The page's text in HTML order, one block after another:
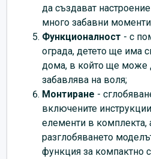
да създават
много забавни
Функционалност - с
ограда, детето ще има
дома, в който ще може
забавлява на воля;
Монтиране -
включените
елементи в комплекта,
разглобяването
функция за компактно